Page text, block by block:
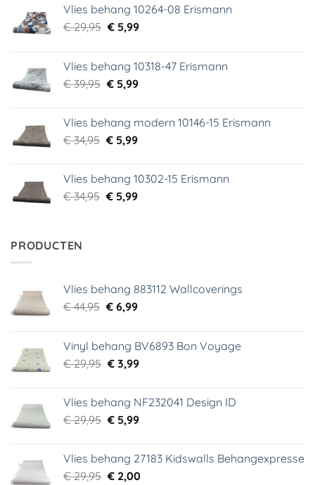
Vlies behang 10264-08 Erismann
€29,95 Oorspronkelijke
€ 29,95.
€5,99Huidige
€ 5,99.
Vlies behang 10318-47 Erismann
€39,95 Oorspronkelijke
€ 39,95.
€5,99Huidige
€ 5,99.
Vlies behang modern 10146-15 Erismann
€34,95 Oorspronkelijke
€ 34,95.
€5,99Huidige
€ 5,99.
Vlies behang 10302-15 Erismann
€34,95 Oorspronkelijke
€5,99Huidige
PRODUCTEN
Vlies behang 883112 Wallcoverings
€44,95 Oorspronkelijke
€ 44,95.
€6,99Huidige
€ 6,99.
Vinyl behang BV6893 Bon Voyage
€29,95 Oorspronkelijke
€ 29,95.
€3,99Huidige
€ 3,99.
Vlies behang NF232041 Design ID
€29,95 Oorspronkelijke
€ 29,95.
€5,99Huidige
€ 5,99.
Vlies behang 27183 Kidswalls Behangexpresse
€29,95 Oorspronkelijke
€2,00Huidige